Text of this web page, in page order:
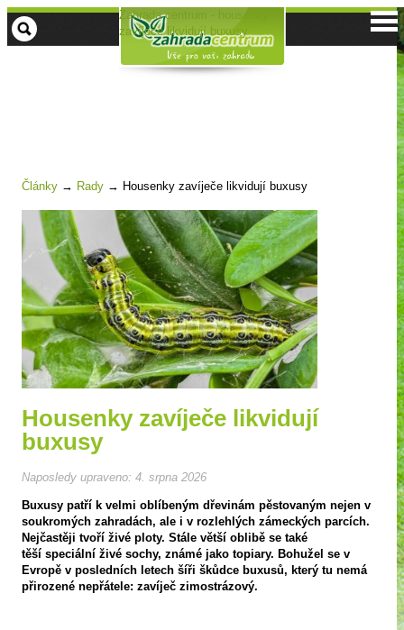
Zahrada centrum - housenky
zavíječe likvidují buxusy
Články → Rady → Housenky zavíječe likvidují buxusy
Housenky zavíječe likvidují
buxusy
Naposledy upraveno: 4. srpna 2026
Buxusy patří k velmi oblíbeným dřevinám pěstovaným nejen v
soukromých zahradách, ale i v rozlehlých zámeckých parcích.
Nejčastěji tvoří živé ploty. Stále větší oblibě se také
těší speciální živé sochy, známé jako topiary. Bohužel se v
Evropě v posledních letech šíři škůdce buxusů, který tu nemá
přirozené nepřátele: zavíječ zimostrázový.